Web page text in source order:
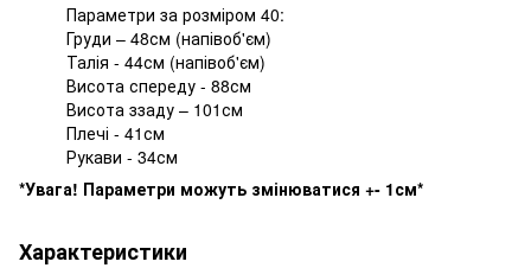
Параметри за розміром 40:
Груди – 48см (напівоб'єм)
Талія - ​​44см (напівоб'єм)
Висота спереду - 88см
Висота ззаду – 101см
Плечі - 41см
Рукави - 34см
*Увага! Параметри можуть змінюватися +- 1см*
Характеристики